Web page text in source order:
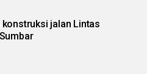
jalan Lintas